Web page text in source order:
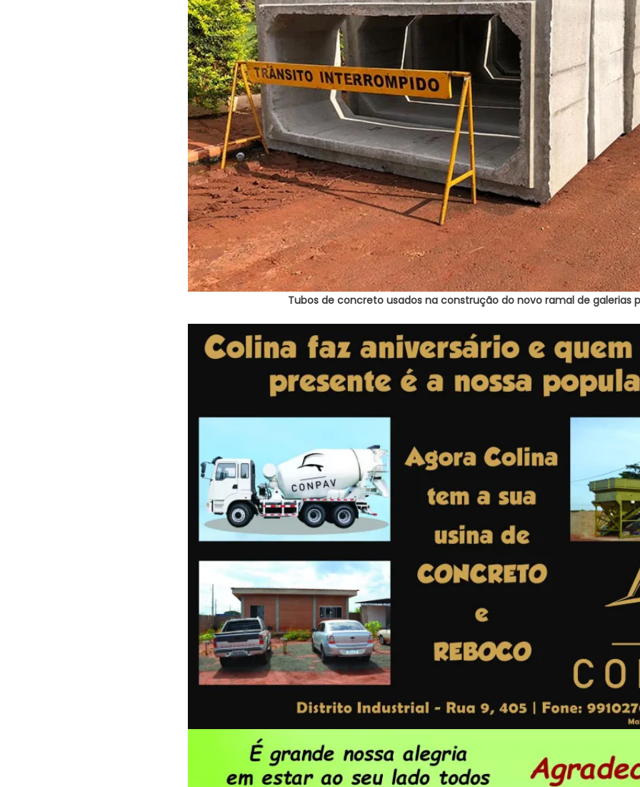
Tubos de concreto usados na construção do novo ramal de galerias